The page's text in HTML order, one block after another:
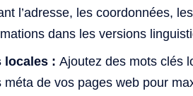
l’adresse, les coordonnées,
dans les versions
locales : Ajoutez des mots clés
de vos pages web pour